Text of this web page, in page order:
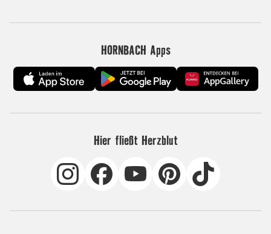
HORNBACH Apps
Hier fließt Herzblut